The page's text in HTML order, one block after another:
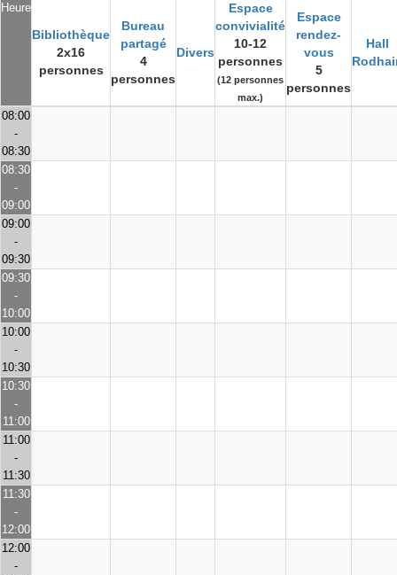
Heure
Bibliothèque
2x16
personnes
Bureau
partagé
4
personnes
Divers
Espace
convivialité
10-12
personnes
(12 personnes
max.)
Espace
rendez-
vous
5
personnes
Hall
08:00
-
08:30
08:30
-
09:00
09:00
-
09:30
09:30
-
10:00
10:00
-
10:30
10:30
-
11:00
11:00
-
11:30
11:30
-
12:00
12:00
-